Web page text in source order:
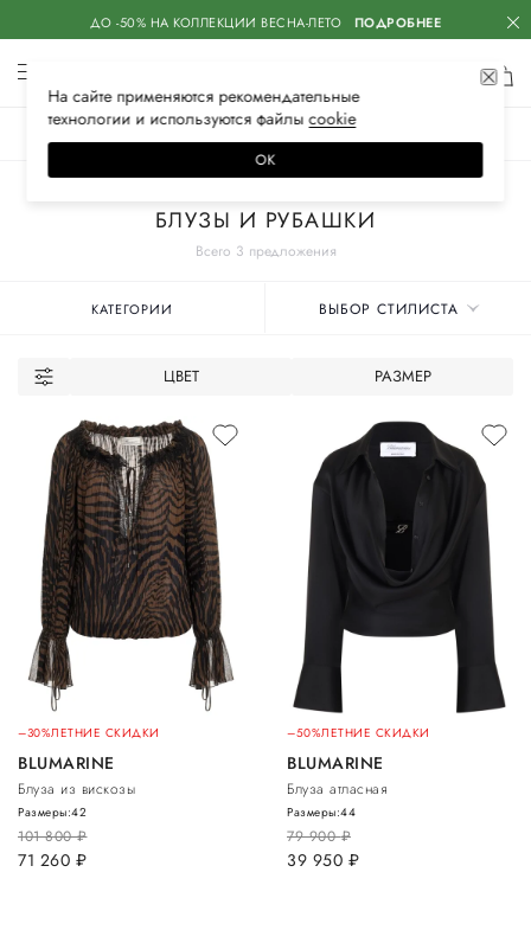
ДО -50% НА КОЛЛЕКЦИИ ВЕСНА-ЛЕТО ПОДРОБНЕЕ
Всего 3 предложения
БЛУЗЫ И РУБАШКИ
КАТЕГОРИИ ВЫБОР СТИЛИСТА
ЦВЕТ РАЗМЕР
–30%ЛЕТНИЕ СКИДКИ
BLUMARINE
Блуза из вискозы
101 800руб.
71 260 руб.
Размеры:42
–50%ЛЕТНИЕ СКИДКИ
BLUMARINE
Блуза атласная
79 900руб.
39 950 руб.
Размеры:44
На сайте применяются рекомендательные
технологии и используются файлысооkiе
ОК